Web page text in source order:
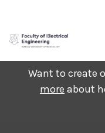
content
Want to create
more about